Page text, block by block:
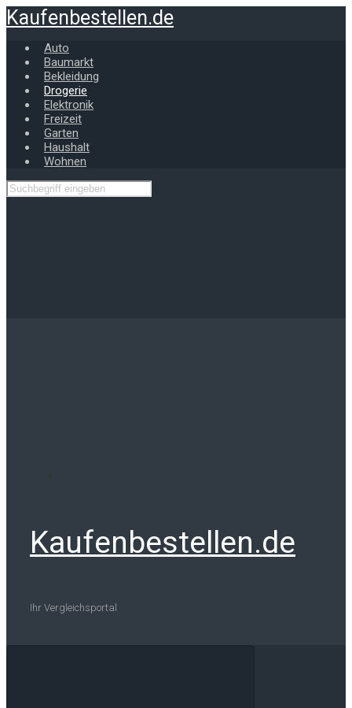
Zum
Hauptinhalt
springen
Kaufenbestellen.de
Auto
Baumarkt
Bekleidung
Drogerie
Elektronik
Freizeit
Garten
Haushalt
Wohnen
Kaufenbestellen.de
Ihr Vergleichsportal